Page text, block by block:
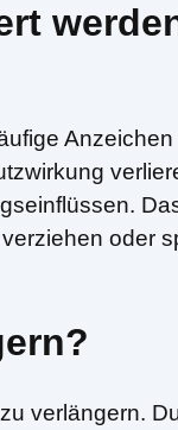
oder
verlängern.